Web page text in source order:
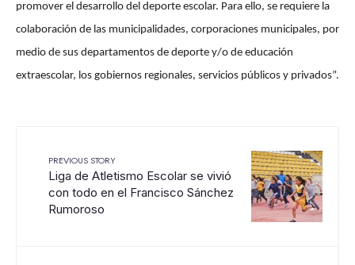
promover el desarrollo del deporte escolar. Para ello, se requiere la
colaboración de las municipalidades, corporaciones municipales, por
medio de sus departamentos de deporte y/o de educación
extraescolar, los gobiernos regionales, servicios públicos y privados”.
PREVIOUS STORY
Liga de Atletismo Escolar se vivió
con todo en el Francisco Sánchez
Rumoroso